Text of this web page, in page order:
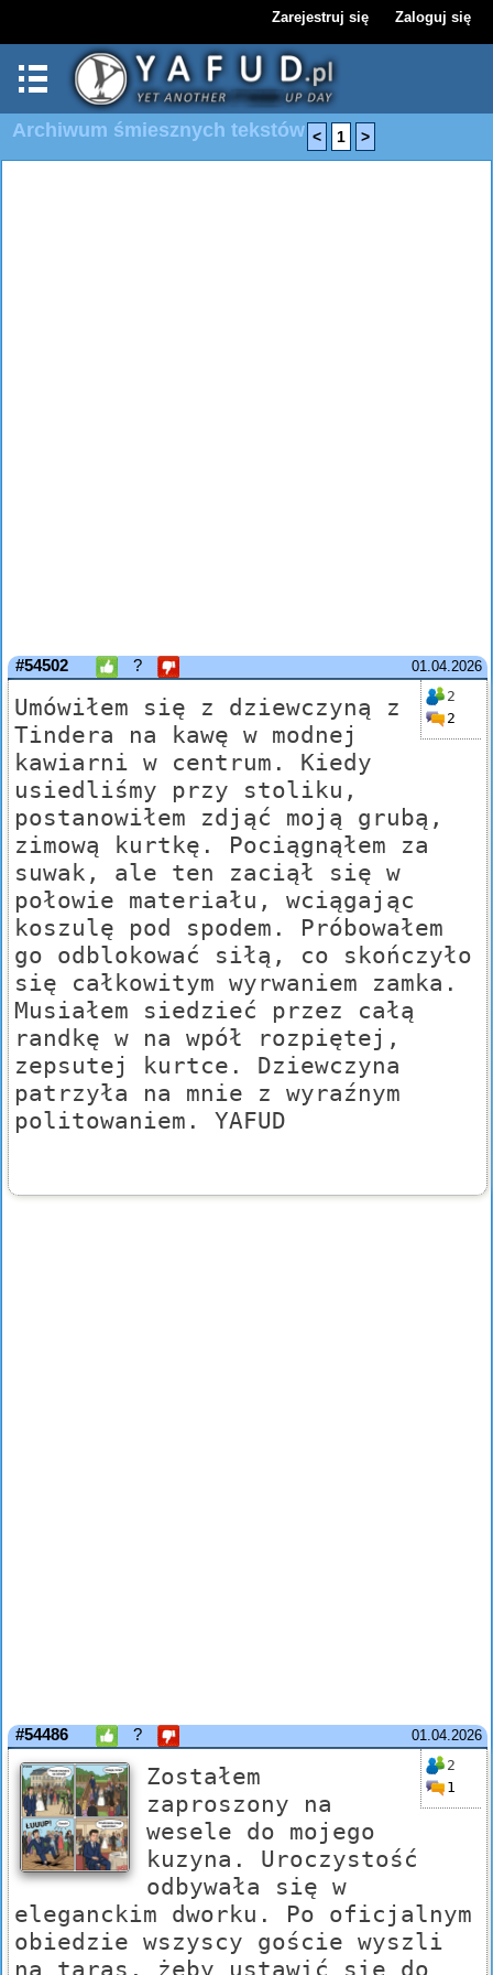
Zarejestruj się Zaloguj się
Archiwum śmiesznych tekstów < 1 >
01.04.2026
#54502 ?
2
2
Umówiłem się z dziewczyną z
Tindera na kawę w modnej
kawiarni w centrum. Kiedy
usiedliśmy przy stoliku,
postanowiłem zdjąć moją grubą,
zimową kurtkę. Pociągnąłem za
suwak, ale ten zaciął się w
połowie materiału, wciągając
koszulę pod spodem. Próbowałem
go odblokować siłą, co skończyło
się całkowitym wyrwaniem zamka.
Musiałem siedzieć przez całą
randkę w na wpół rozpiętej,
zepsutej kurtce. Dziewczyna
patrzyła na mnie z wyraźnym
politowaniem. YAFUD
01.04.2026
#54486 ?
2
1
Zostałem
zaproszony na
wesele do mojego
kuzyna. Uroczystość
odbywała się w
eleganckim dworku. Po oficjalnym
obiedzie wszyscy goście wyszli
na taras, żeby ustawić się do